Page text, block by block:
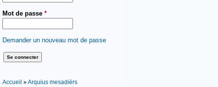
Mot de passe *
Demander un nouveau mot de passe
Vous êtes ici
Accueil »Arquius mesadièrs